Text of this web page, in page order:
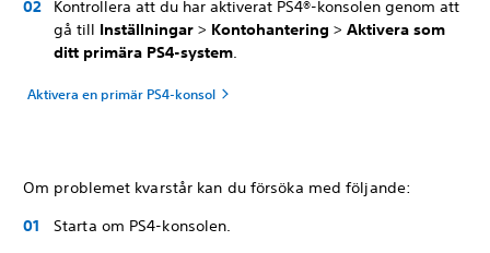
Kontrollera att du har aktiverat PS4®-konsolen genom att
gå till Inställningar > Kontohantering > Aktivera som
ditt primära PS4-system.
Aktivera en primär PS4-konsol
Om problemet kvarstår kan du försöka med följande:
Starta om PS4-konsolen.